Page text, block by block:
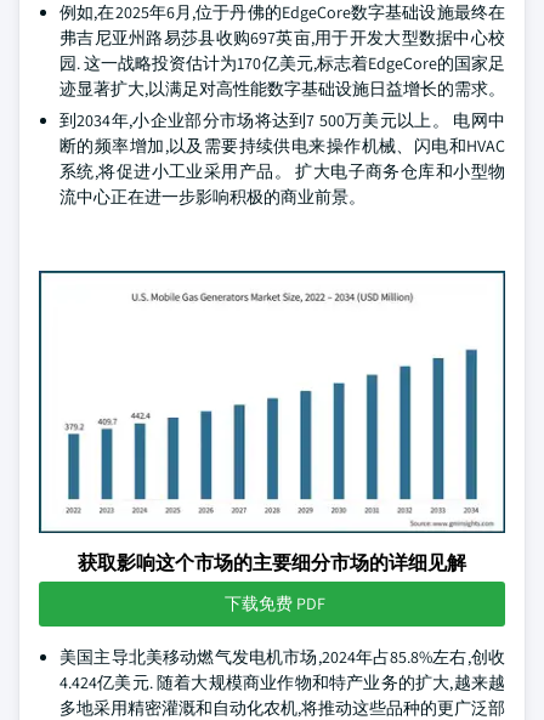
例如,在2025年6月,位于丹佛的EdgeCore数字基础设施最终在
弗吉尼亚州路易莎县收购697英亩,用于开发大型数据中心校
园. 这一战略投资估计为170亿美元,标志着EdgeCore的国家足
迹显著扩大,以满足对高性能数字基础设施日益增长的需求。
到2034年,小企业部分市场将达到7 500万美元以上。 电网中
断的频率增加,以及需要持续供电来操作机械、闪电和HVAC
系统,将促进小工业采用产品。 扩大电子商务仓库和小型物
流中心正在进一步影响积极的商业前景。
获取影响这个市场的主要细分市场的详细见解
下载免费 PDF
美国主导北美移动燃气发电机市场,2024年占85.8%左右,创收
4.424亿美元. 随着大规模商业作物和特产业务的扩大,越来越
多地采用精密灌溉和自动化农机,将推动这些品种的更广泛部